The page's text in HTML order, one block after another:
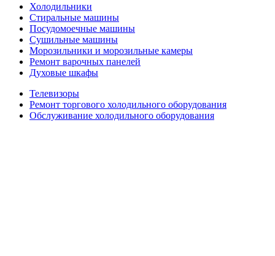
Холодильники
Стиральные машины
Посудомоечные машины
Сушильные машины
Морозильники и морозильные камеры
Ремонт варочных панелей
Духовые шкафы
Телевизоры
Ремонт торгового холодильного оборудования
Обслуживание холодильного оборудования